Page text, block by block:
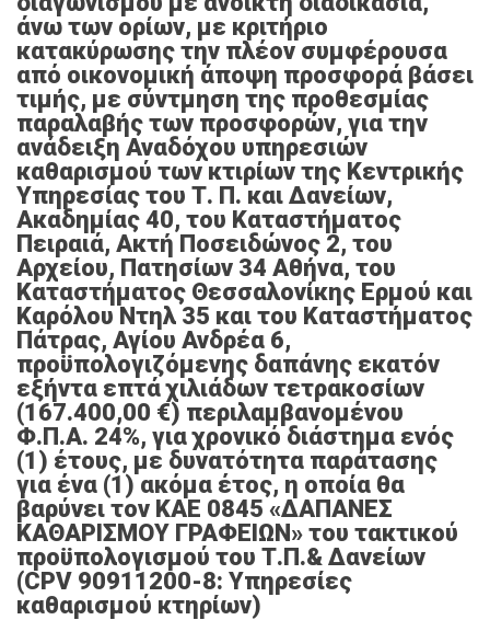
άνω των ορίων, με κριτήριο
κατακύρωσης την πλέον συμφέρουσα
από οικονομική άποψη προσφορά βάσει
τιμής, με σύντμηση της προθεσμίας
παραλαβής των προσφορών, για την
ανάδειξη Αναδόχου υπηρεσιών
καθαρισμού των κτιρίων της Κεντρικής
Υπηρεσίας του Τ. Π. και Δανείων,
Ακαδημίας 40, του Καταστήματος
Πειραιά, Ακτή Ποσειδώνος 2, του
Αρχείου, Πατησίων 34 Αθήνα, του
Καταστήματος Θεσσαλονίκης Ερμού και
Καρόλου Ντηλ 35 και του Καταστήματος
Πάτρας, Αγίου Ανδρέα 6,
προϋπολογιζόμενης δαπάνης εκατόν
εξήντα επτά χιλιάδων τετρακοσίων
(167.400,00 €) περιλαμβανομένου
Φ.Π.Α. 24%, για χρονικό διάστημα ενός
(1) έτους, με δυνατότητα παράτασης
για ένα (1) ακόμα έτος, η οποία θα
βαρύνει τον ΚΑΕ 0845 «ΔΑΠΑΝΕΣ
ΚΑΘΑΡΙΣΜΟΥ ΓΡΑΦΕΙΩΝ» του τακτικού
προϋπολογισμού του Τ.Π.& Δανείων
(CPV 90911200-8: Υπηρεσίες
καθαρισμού κτηρίων)